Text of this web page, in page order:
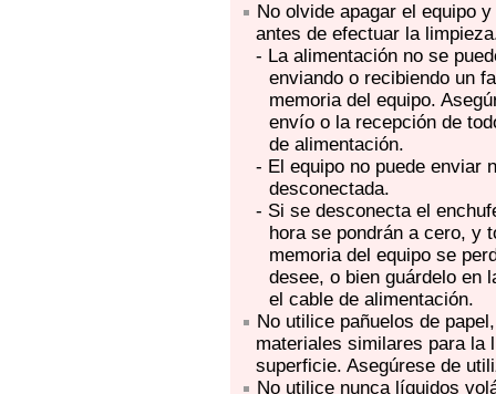
No olvide apagar el equipo y
antes de efectuar la
- La alimentación no se
enviando o recibiendo un
memoria del equipo.
envío o la recepción de
de alimentación.
- El equipo no puede enviar
desconectada.
- Si se desconecta el
hora se pondrán a cero, y
memoria del equipo se
desee, o bien guárdelo en
el cable de alimentación.
No utilice pañuelos de
materiales similares para la
superficie. Asegúrese de
No utilice nunca líquidos